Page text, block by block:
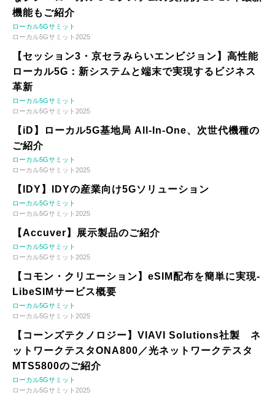
機能もご紹介
ローカル5Gサミット
ローカル5Gサミット2025
【セッション3・京セラみらいエンビジョン】高性能
ローカル5G：新システムと端末で実現するビジネス
革新
ローカル5Gサミット
ローカル5Gサミット2025
【iD】ローカル5G基地局 All-In-One、次世代機種の
ご紹介
ローカル5Gサミット
ローカル5Gサミット2025
【IDY】IDYの産業向け5Gソリューション
ローカル5Gサミット
ローカル5Gサミット2025
【Accuver】展示製品のご紹介
ローカル5Gサミット
ローカル5Gサミット2025
【コモン・クリエーション】eSIM配布を簡単に実現-
LibeSIMサービス概要
ローカル5Gサミット
ローカル5Gサミット2025
【コーンズテクノロジー】VIAVI Solutions社製 ネ
ットワークテスタONA800／光ネットワークテスタ
MTS5800のご紹介
ローカル5Gサミット
ローカル5Gサミット2025